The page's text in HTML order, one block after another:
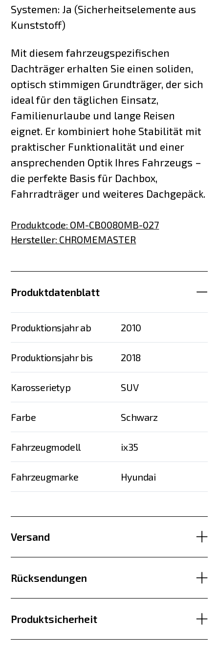
Systemen: Ja (Sicherheitselemente aus
Kunststoff)
Mit diesem fahrzeugspezifischen
Dachträger erhalten Sie einen soliden,
optisch stimmigen Grundträger, der sich
ideal für den täglichen Einsatz,
Familienurlaube und lange Reisen
eignet. Er kombiniert hohe Stabilität mit
praktischer Funktionalität und einer
ansprechenden Optik Ihres Fahrzeugs –
die perfekte Basis für Dachbox,
Fahrradträger und weiteres Dachgepäck.
Produktcode: OM-CB0080MB-027
Hersteller: CHROMEMASTER
Produktdatenblatt
Produktionsjahr ab 2010
Produktionsjahr bis 2018
Karosserietyp SUV
Farbe Schwarz
Fahrzeugmodell ix35
Fahrzeugmarke Hyundai
Versand
Rücksendungen
Produktsicherheit